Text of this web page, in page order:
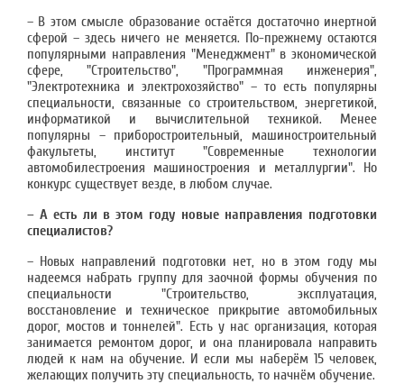
– В этом смысле образование остаётся достаточно инертной
сферой – здесь ничего не меняется. По-прежнему остаются
популярными направления "Менеджмент" в экономической
сфере, "Строительство", "Программная инженерия",
"Электротехника и электрохозяйство" – то есть популярны
специальности, связанные со строительством, энергетикой,
информатикой и вычислительной техникой. Менее
популярны – приборостроительный, машиностроительный
факультеты, институт "Современные технологии
автомобилестроения машиностроения и металлургии". Но
конкурс существует везде, в любом случае.
– А есть ли в этом году новые направления подготовки
специалистов?
– Новых направлений подготовки нет, но в этом году мы
надеемся набрать группу для заочной формы обучения по
специальности "Строительство, эксплуатация,
восстановление и техническое прикрытие автомобильных
дорог, мостов и тоннелей". Есть у нас организация, которая
занимается ремонтом дорог, и она планировала направить
людей к нам на обучение. И если мы наберём 15 человек,
желающих получить эту специальность, то начнём обучение.